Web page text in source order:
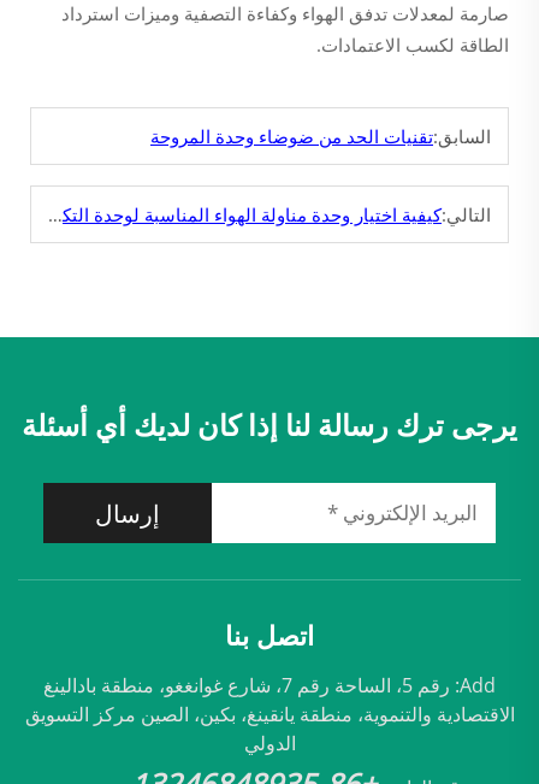
صارمة لمعدلات تدفق الهواء وكفاءة التصفية وميزات استرداد
الطاقة لكسب الاعتمادات.
السابق:تقنيات الحد من ضوضاء وحدة المروحة
التالي:كيفية اختيار وحدة مناولة الهواء المناسبة لوحدة التكييف؟
يرجى ترك رسالة لنا إذا كان لديك أي أسئلة
إرسال
اتصل بنا
Add: رقم 5، الساحة رقم 7، شارع غوانغغو، منطقة بادالينغ
الاقتصادية والتنموية، منطقة يانقينغ، بكين، الصين مركز التسويق
الدولي